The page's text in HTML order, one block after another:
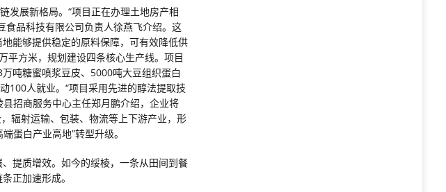
发展新格局。“项目正在办理土地房产相
食品科技有限公司负责人徐燕飞介绍。这
能够提供稳定的原料保障，可有效降低供
平方米，规划建设四条核心生产线。项目
吨糖蜜喷浆豆皮、5000吨大豆组织蛋白
100人就业。“项目采用先进的醇法提取技
招商服务中心主任郑月鹏介绍，企业将
辐射运输、包装、物流等上下游产业，形
蛋白产业高地”转型升级。
提质增效。如今的绥棱，一条从田间到餐
正加速形成。